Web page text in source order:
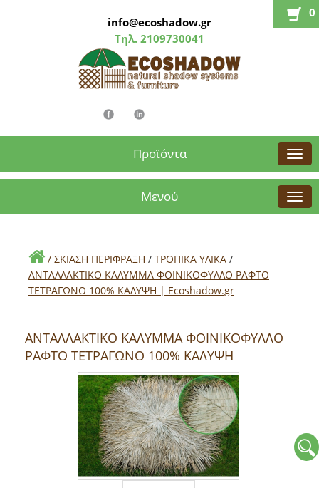
info@ecoshadow.gr
Τηλ. 2109730041
0
Προϊόντα
Μενού
/ ΣΚΙΑΣΗ ΠΕΡΙΦΡΑΞΗ / ΤΡΟΠΙΚΑ ΥΛΙΚΑ /
ANTAΛΛΑΚΤΙΚΟ ΚΑΛΥΜΜΑ ΦΟΙΝΙΚΟΦΥΛΛΟ ΡΑΦΤΟ
ΤΕΤΡΑΓΩΝΟ 100% ΚΑΛΥΨΗ | Εcoshadow.gr
ANTAΛΛΑΚΤΙΚΟ ΚΑΛΥΜΜΑ ΦΟΙΝΙΚΟΦΥΛΛΟ
ΡΑΦΤΟ ΤΕΤΡΑΓΩΝΟ 100% ΚΑΛΥΨΗ